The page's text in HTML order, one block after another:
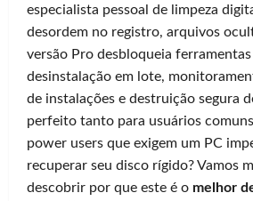
especialista pessoal de limpeza
desordem no registro, arquivos
versão Pro desbloqueia
desinstalação em lote,
de instalações e destruição segura
perfeito tanto para usuários
power users que exigem um PC
recuperar seu disco rígido? Vamos
descobrir por que este é o melhor